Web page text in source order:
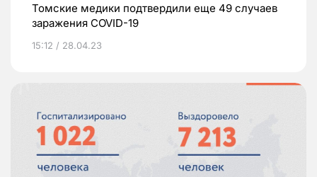
Томские медики подтвердили еще 49 случаев
заражения COVID-19
15:12 / 28.04.23